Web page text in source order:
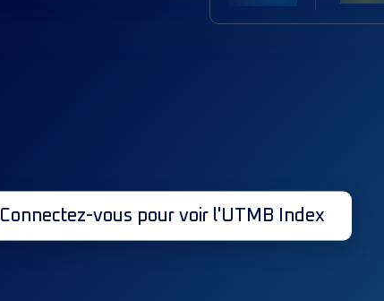
Connectez-vous pour voir l'UTMB Index